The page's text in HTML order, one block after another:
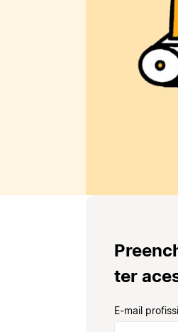
ter
E-mail